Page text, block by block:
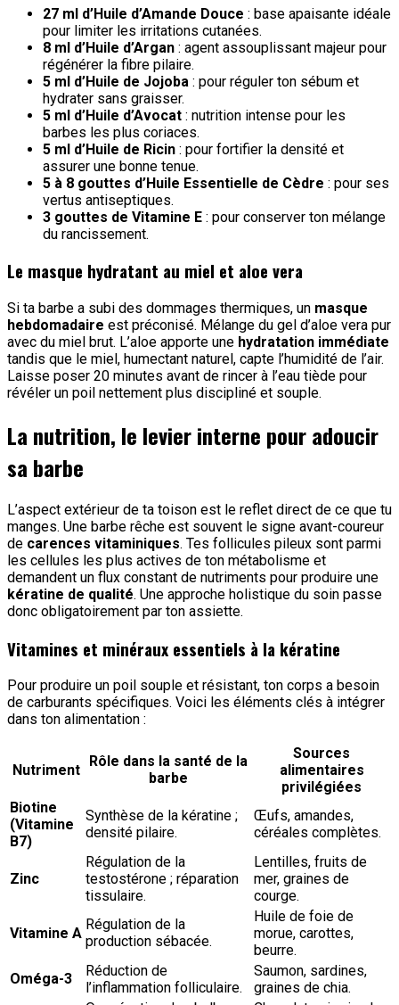
27 ml d’Huile d’Amande Douce : base apaisante idéale
pour limiter les irritations cutanées.
8 ml d’Huile d’Argan : agent assouplissant majeur pour
régénérer la fibre pilaire.
5 ml d’Huile de Jojoba : pour réguler ton sébum et
hydrater sans graisser.
5 ml d’Huile d’Avocat : nutrition intense pour les
barbes les plus coriaces.
5 ml d’Huile de Ricin : pour fortifier la densité et
assurer une bonne tenue.
5 à 8 gouttes d’Huile Essentielle de Cèdre : pour ses
vertus antiseptiques.
3 gouttes de Vitamine E : pour conserver ton mélange
du rancissement.
Le masque hydratant au miel et aloe vera
Si ta barbe a subi des dommages thermiques, un masque
hebdomadaire est préconisé. Mélange du gel d’aloe vera pur
avec du miel brut. L’aloe apporte une hydratation immédiate
tandis que le miel, humectant naturel, capte l’humidité de l’air.
Laisse poser 20 minutes avant de rincer à l’eau tiède pour
révéler un poil nettement plus discipliné et souple.
La nutrition, le levier interne pour adoucir
sa barbe
L’aspect extérieur de ta toison est le reflet direct de ce que tu
manges. Une barbe rêche est souvent le signe avant-coureur
de carences vitaminiques. Tes follicules pileux sont parmi
les cellules les plus actives de ton métabolisme et
demandent un flux constant de nutriments pour produire une
kératine de qualité. Une approche holistique du soin passe
donc obligatoirement par ton assiette.
Vitamines et minéraux essentiels à la kératine
Pour produire un poil souple et résistant, ton corps a besoin
de carburants spécifiques. Voici les éléments clés à intégrer
dans ton alimentation :
Nutriment
Rôle dans la santé de la
barbe
Sources
alimentaires
privilégiées
Biotine
(Vitamine
B7)
Synthèse de la kératine ;
densité pilaire.
Œufs, amandes,
céréales complètes.
Zinc
Régulation de la
testostérone ; réparation
tissulaire.
Lentilles, fruits de
mer, graines de
courge.
Vitamine A
Régulation de la
production sébacée.
Huile de foie de
morue, carottes,
beurre.
Oméga-3
Réduction de
l’inflammation folliculaire.
Saumon, sardines,
graines de chia.